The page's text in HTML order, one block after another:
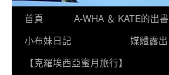
跳首頁
A-WHA ＆ KATE的出書
小布妹日記
媒體露出
【克羅埃西亞蜜月旅行】